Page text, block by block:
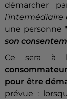
démarcher
l'intermédiaire
une personne
son
Ce sera à
pour être
prévue :